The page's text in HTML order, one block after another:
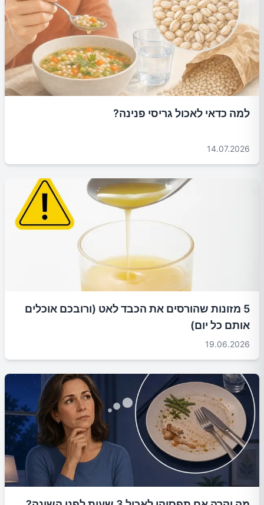
למה כדאי לאכול גריסי פנינה?
14.07.2026
5 מזונות שהורסים את הכבד לאט (ורובכם אוכלים
אותם כל יום)
19.06.2026